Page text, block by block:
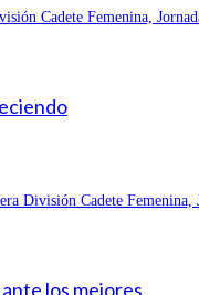
Cadete Femenina,
División Cadete Femenina,
los mejores